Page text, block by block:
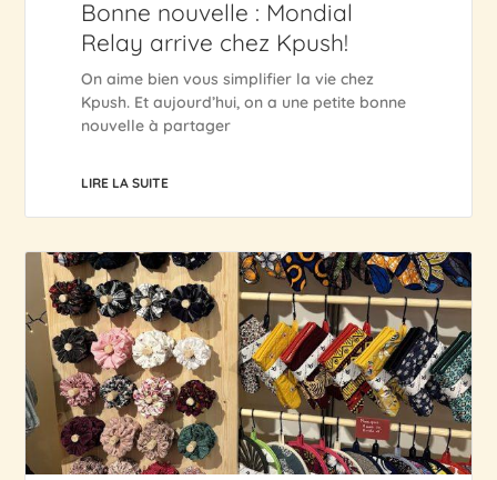
Bonne nouvelle : Mondial
Relay arrive chez Kpush!
On aime bien vous simplifier la vie chez
Kpush. Et aujourd’hui, on a une petite bonne
nouvelle à partager
LIRE LA SUITE